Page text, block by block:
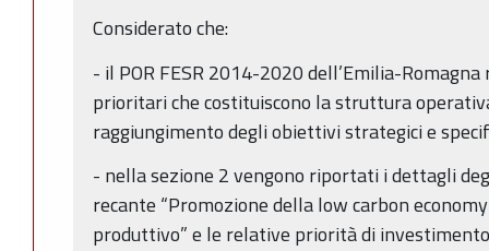
Considerato che:
- il POR FESR 2014-2020 dell’Emilia-
prioritari che costituiscono la struttura
raggiungimento degli obiettivi strategici e
- nella sezione 2 vengono riportati i dettagli
recante “Promozione della low carbon
produttivo” e le relative priorità di